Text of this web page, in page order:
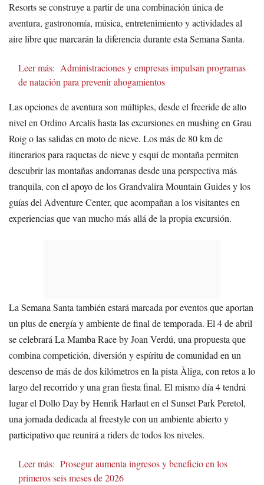
Resorts se construye a partir de una combinación única de
aventura, gastronomía, música, entretenimiento y actividades al
aire libre que marcarán la diferencia durante esta Semana Santa.
Leer más: Administraciones y empresas impulsan programas
de natación para prevenir ahogamientos
Las opciones de aventura son múltiples, desde el freeride de alto
nivel en Ordino Arcalís hasta las excursiones en mushing en Grau
Roig o las salidas en moto de nieve. Los más de 80 km de
itinerarios para raquetas de nieve y esquí de montaña permiten
descubrir las montañas andorranas desde una perspectiva más
tranquila, con el apoyo de los Grandvalira Mountain Guides y los
guías del Adventure Center, que acompañan a los visitantes en
experiencias que van mucho más allá de la propia excursión.
La Semana Santa también estará marcada por eventos que aportan
un plus de energía y ambiente de final de temporada. El 4 de abril
se celebrará La Mamba Race by Joan Verdú, una propuesta que
combina competición, diversión y espíritu de comunidad en un
descenso de más de dos kilómetros en la pista Àliga, con retos a lo
largo del recorrido y una gran fiesta final. El mismo día 4 tendrá
lugar el Dollo Day by Henrik Harlaut en el Sunset Park Peretol,
una jornada dedicada al freestyle con un ambiente abierto y
participativo que reunirá a riders de todos los niveles.
Leer más: Prosegur aumenta ingresos y beneficio en los
primeros seis meses de 2026